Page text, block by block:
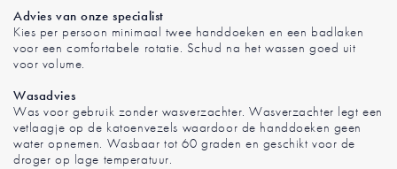
Advies van onze specialist
Kies per persoon minimaal twee handdoeken en een badlaken
voor een comfortabele rotatie. Schud na het wassen goed uit
voor volume.
Wasadvies
Was voor gebruik zonder wasverzachter. Wasverzachter legt een
vetlaagje op de katoenvezels waardoor de handdoeken geen
water opnemen. Wasbaar tot 60 graden en geschikt voor de
droger op lage temperatuur.